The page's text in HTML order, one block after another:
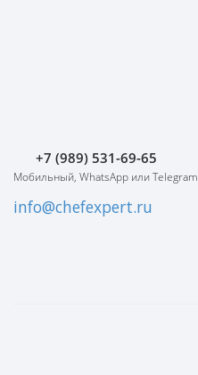
+7 (989) 531-69-65
Мобильный, WhatsApp или Telegram
info@chefexpert.ru